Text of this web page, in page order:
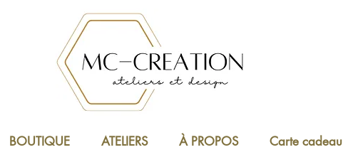
BOUTIQUE ATELIERS À PROPOS Carte cadeau